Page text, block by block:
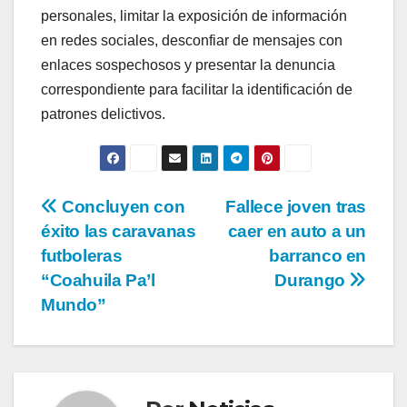
personales, limitar la exposición de información
en redes sociales, desconfiar de mensajes con
enlaces sospechosos y presentar la denuncia
correspondiente para facilitar la identificación de
patrones delictivos.
Navegación
de
entradas
Fallece joven tras
caer en auto a un
barranco en
Durango
Concluyen con
éxito las caravanas
futboleras
“Coahuila Pa’l
Mundo”